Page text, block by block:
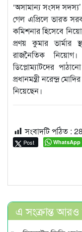
‘অসামান্য সংসদ
গেল এপ্রিলে ভারত
কমিশনার হিসেবে
প্রণয় কুমার ভার্মার
রাজনৈতিক
ডিপ্লোম্যাটদের
প্রধানমন্ত্রী নরেন্দ্র
নিয়েছেন।
সংবাদটি পঠিত :
Post WhatsApp
এ সংক্রান্ত